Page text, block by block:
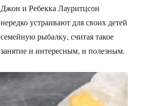
Джон и Ребекка Лауритцсон
нередко устраивают для своих детей
семейную рыбалку, считая такое
занятие и интересным, и полезным.